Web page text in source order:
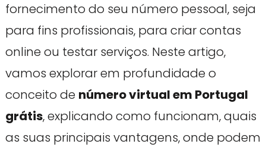
fornecimento do seu número pessoal, seja
para fins profissionais, para criar contas
online ou testar serviços. Neste artigo,
vamos explorar em profundidade o
conceito de número virtual em Portugal
grátis, explicando como funcionam, quais
as suas principais vantagens, onde podem